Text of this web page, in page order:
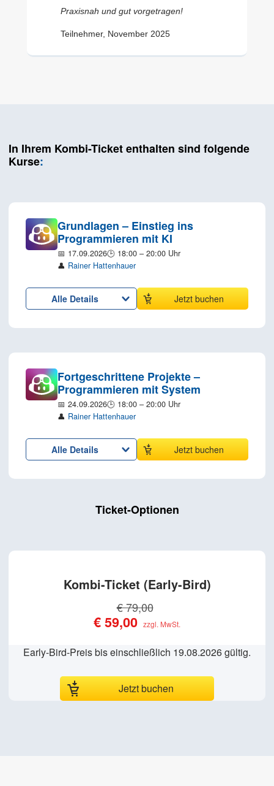
Praxisnah und gut vorgetragen!
Teilnehmer, November 2025
In Ihrem Kombi-Ticket enthalten sind folgende
Kurse:
Grundlagen – Einstieg ins
Programmieren mit KI
📅 17.09.2026🕒 18:00 – 20:00 Uhr
👤 Rainer Hattenhauer
Alle Details Jetzt buchen
Fortgeschrittene Projekte –
Programmieren mit System
📅 24.09.2026🕒 18:00 – 20:00 Uhr
👤 Rainer Hattenhauer
Alle Details Jetzt buchen
Ticket-Optionen
Kombi-Ticket
€ 79,00
€ 59,00
Early-Bird-Preis bis einschließlich 19.08.2026 gültig.
Jetzt buchen